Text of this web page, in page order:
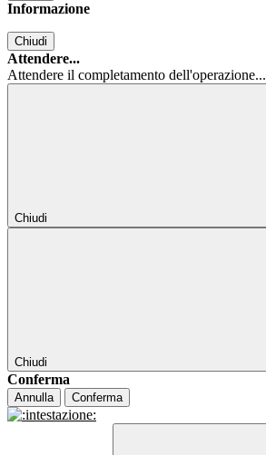
Informazione
Chiudi
Attendere...
Attendere il completamento dell'operazione...
Chiudi
Chiudi
Conferma
Annulla Conferma